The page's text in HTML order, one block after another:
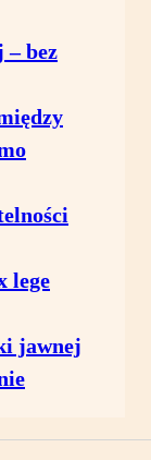
– bez
lege
jawnej